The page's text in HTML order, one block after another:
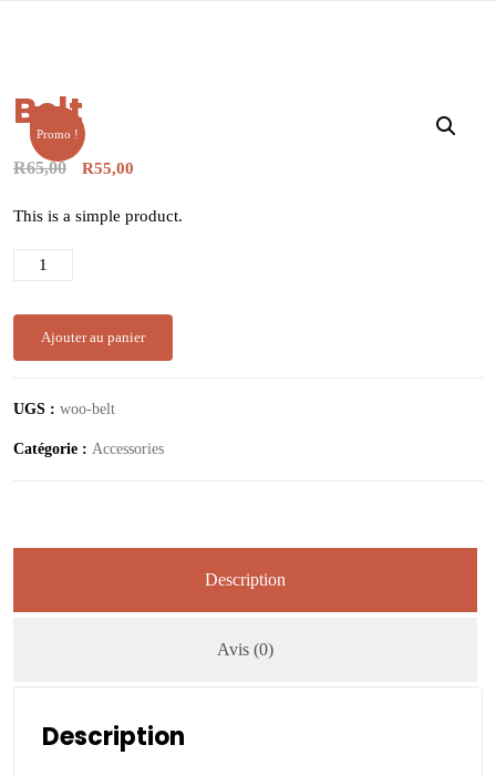
Promo !
Belt
R65,00 R55,00
This is a simple product.
Ajouter au panier
UGS : woo-belt
Catégorie : Accessories
Description
Avis (0)
Description